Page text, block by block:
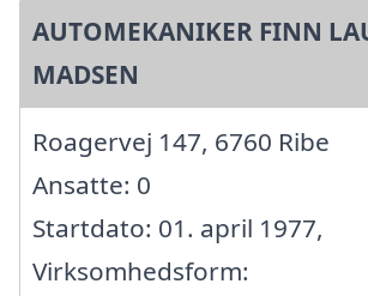
AUTOMEKANIKER FINN
MADSEN
Roagervej 147, 6760 Ribe
Ansatte: 0
Startdato: 01. april 1977,
Virksomhedsform: